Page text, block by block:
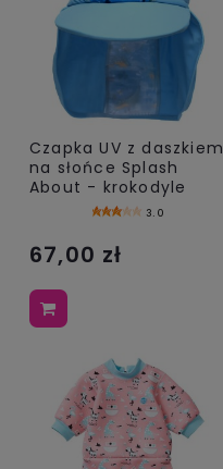
Czapka UV z daszkiem
na słońce Splash
About - krokodyle
3.0
67,00 zł